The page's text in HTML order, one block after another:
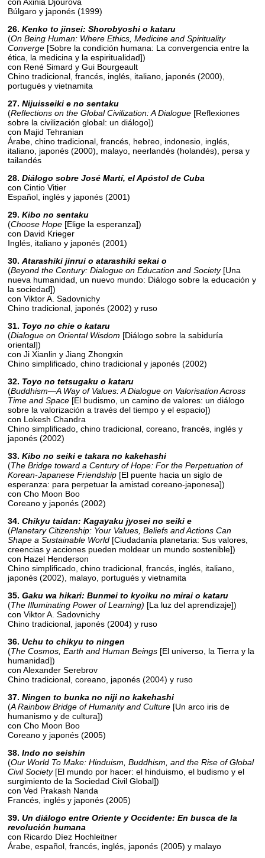
Búlgaro y japonés (1999)
26.Kenko to jinsei: Shorobyoshi o kataru
(On Being Human: Where Ethics, Medicine and Spirituality
Converge [Sobre la condición humana: La convergencia entre la
ética, la medicina y la espiritualidad])
con René Simard y Gui Bourgeault
Chino tradicional, francés, inglés, italiano, japonés (2000),
portugués y vietnamita
27.Nijuisseiki e no sentaku
(Reflections on the Global Civilization: A Dialogue [Reflexiones
sobre la civilización global: un diálogo])
con Majid Tehranian
Árabe, chino tradicional, francés, hebreo, indonesio, inglés,
italiano, japonés (2000), malayo, neerlandés (holandés), persa y
tailandés
28.Diálogo sobre José Martí, el Apóstol de Cuba
con Cintio Vitier
Español, inglés y japonés (2001)
29.Kibo no sentaku
(Choose Hope [Elige la esperanza])
con David Krieger
Inglés, italiano y japonés (2001)
30.Atarashiki jinrui o atarashiki sekai o
(Beyond the Century: Dialogue on Education and Society[Una
nueva humanidad, un nuevo mundo: Diálogo sobre la educación y
la sociedad])
con Viktor A. Sadovnichy
Chino tradicional, japonés (2002) y ruso
31. Toyo no chie o kataru
(Dialogue on Oriental Wisdom [Diálogo sobre la sabiduría
oriental])
con Ji Xianlin y Jiang Zhongxin
Chino simplificado, chino tradicional y japonés (2002)
32. Toyo no tetsugaku o kataru
(Buddhism—A Way of Values: A Dialogue on Valorisation Across
Time and Space [El budismo, un camino de valores: un diálogo
sobre la valorización a través del tiempo y el espacio])
con Lokesh Chandra
Chino simplificado, chino tradicional, coreano, francés, inglés y
japonés (2002)
33.Kibo no seiki e takara no kakehashi
(The Bridge toward a Century of Hope: For the Perpetuation of
Korean-Japanese Friendship [El puente hacia un siglo de
esperanza: para perpetuar la amistad coreano-japonesa])
con Cho Moon Boo
Coreano y japonés (2002)
34.Chikyu taidan: Kagayaku jyosei no seiki e
(Planetary Citizenship: Your Values, Beliefs and Actions Can
Shape a Sustainable World [Ciudadanía planetaria: Sus valores,
creencias y acciones pueden moldear un mundo sostenible])
con Hazel Henderson
Chino simplificado, chino tradicional, francés, inglés, italiano,
japonés (2002), malayo, portugués y vietnamita
35.Gaku wa hikari: Bunmei to kyoiku no mirai o kataru
(The Illuminating Power of Learning) [La luz del aprendizaje])
con Viktor A. Sadovnichy
Chino tradicional, japonés (2004) y ruso
36.Uchu to chikyu to ningen
(The Cosmos, Earth and Human Beings [El universo, la Tierra y la
humanidad])
con Alexander Serebrov
Chino tradicional, coreano, japonés (2004) y ruso
37.Ningen to bunka no niji no kakehashi
(A Rainbow Bridge of Humanity and Culture [Un arco iris de
humanismo y de cultura])
con Cho Moon Boo
Coreano y japonés (2005)
38.Indo no seishin
(Our World To Make: Hinduism, Buddhism, and the Rise of Global
Civil Society[El mundo por hacer: el hinduismo, el budismo y el
surgimiento de la Sociedad Civil Global])
con Ved Prakash Nanda
Francés, inglés y japonés (2005)
39.Un diálogo entre Oriente y Occidente: En busca de la
revolución humana
con Ricardo Díez Hochleitner
Árabe, español, francés, inglés, japonés (2005) y malayo